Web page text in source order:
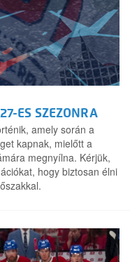
ES SZEZONRA
amely során a
kapnak, mielőtt a
megnyílna. Kérjük,
hogy biztosan élni